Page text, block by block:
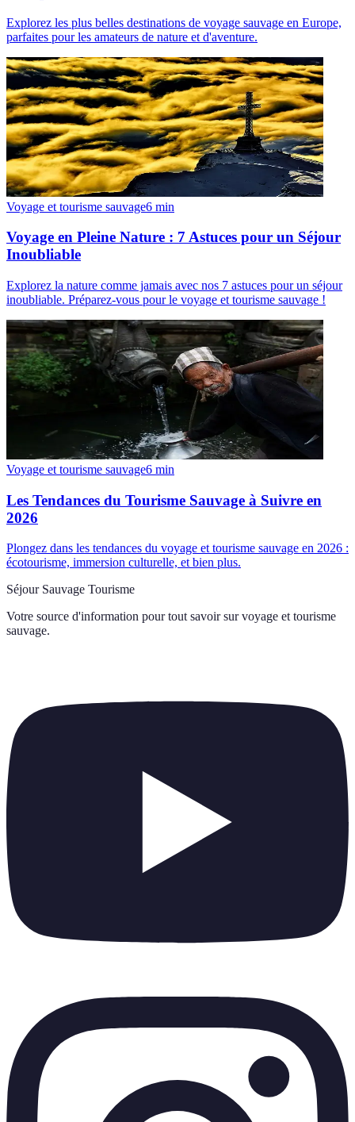
Explorez les plus belles destinations de voyage sauvage en Europe,
parfaites pour les amateurs de nature et d'aventure.
Voyage et tourisme sauvage6 min
Voyage en Pleine Nature : 7 Astuces pour un Séjour
Inoubliable
Explorez la nature comme jamais avec nos 7 astuces pour un séjour
inoubliable. Préparez-vous pour le voyage et tourisme sauvage !
Voyage et tourisme sauvage6 min
Les Tendances du Tourisme Sauvage à Suivre en
2026
Plongez dans les tendances du voyage et tourisme sauvage en 2026 :
écotourisme, immersion culturelle, et bien plus.
Séjour Sauvage Tourisme
Votre source d'information pour tout savoir sur voyage et tourisme
sauvage.